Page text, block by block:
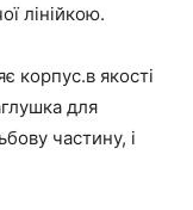
лінійкою.
корпус.в якості
для
частину, і